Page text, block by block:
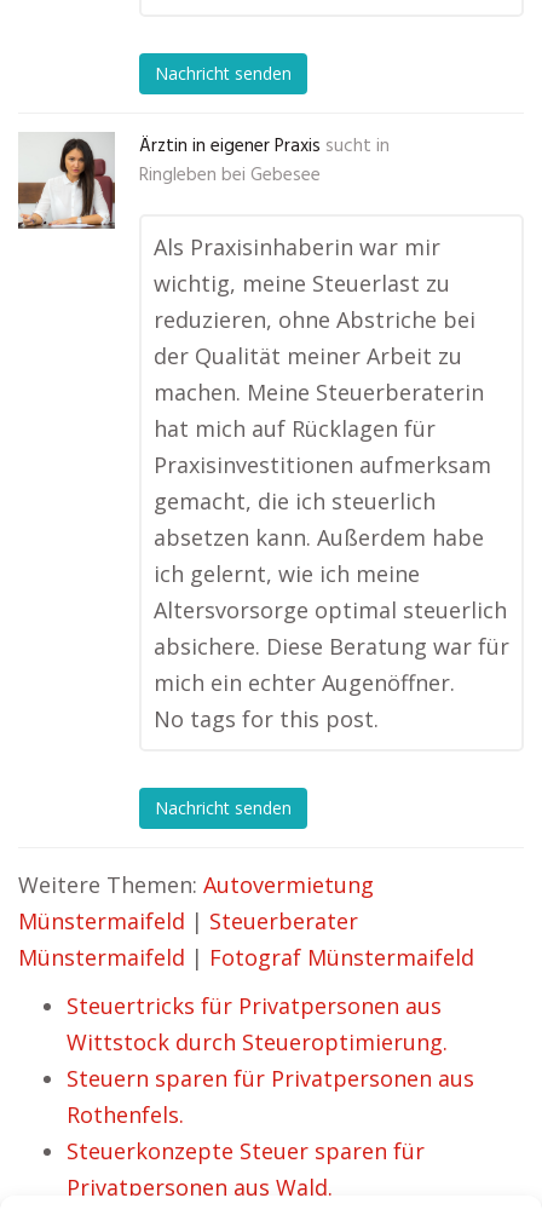
Nachricht senden
Ärztin in eigener Praxis sucht in
Ringleben bei Gebesee
Als Praxisinhaberin war mir
wichtig, meine Steuerlast zu
reduzieren, ohne Abstriche bei
der Qualität meiner Arbeit zu
machen. Meine Steuerberaterin
hat mich auf Rücklagen für
Praxisinvestitionen aufmerksam
gemacht, die ich steuerlich
absetzen kann. Außerdem habe
ich gelernt, wie ich meine
Altersvorsorge optimal steuerlich
absichere. Diese Beratung war für
mich ein echter Augenöffner.
No tags for this post.
Nachricht senden
Weitere Themen: Autovermietung
Münstermaifeld | Steuerberater
Münstermaifeld | Fotograf Münstermaifeld
Steuertricks für Privatpersonen aus
Wittstock durch Steueroptimierung.
Steuern sparen für Privatpersonen aus
Rothenfels.
Steuerkonzepte Steuer sparen für
Privatpersonen aus Wald.